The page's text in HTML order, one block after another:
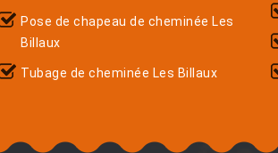
Pose de chapeau de cheminée Les
Billaux
Tubage de cheminée Les Billaux